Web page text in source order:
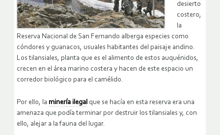
desierto
costero,
la
Reserva Nacional de San Fernando alberga especies como
cóndores y guanacos, usuales habitantes del paisaje andino.
Los tilansiales, planta que es el alimento de estos auquénidos,
crecen en el área marino costera y hacen de este espacio un
corredor biológico para el camélido.
Por ello, la minería ilegal que se hacía en esta reserva era una
amenaza que podía terminar por destruir los tilansiales y, con
ello, alejar a la fauna del lugar.